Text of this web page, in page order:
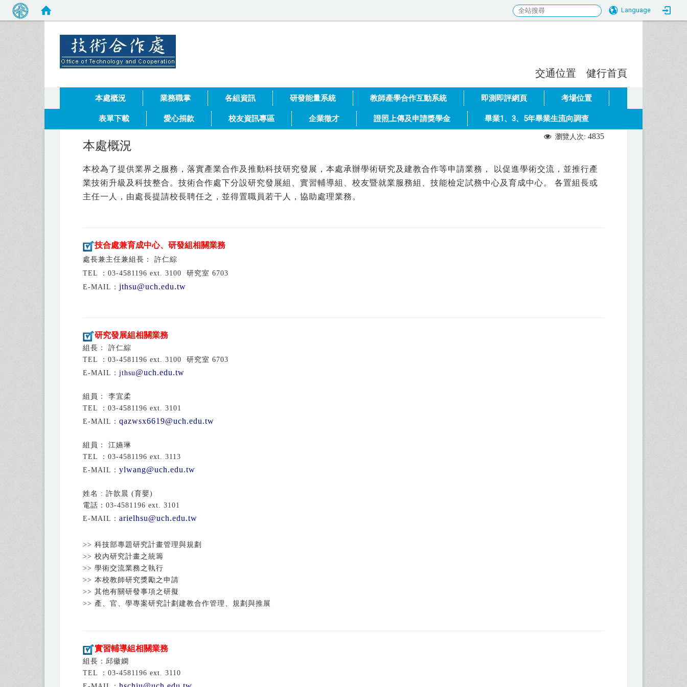
Language
交通位置 健行首頁
本處概況 業務職掌 各組資訊 研發能量系統 教師產學合作互動系統 即測即評網頁 考場位置
表單下載 愛心捐款 校友資訊專區 企業徵才 證照上傳及申請獎學金 畢業1、3、5年畢業生流向調查
瀏覽人次: 4835
本處概況
本校為了提供業界之服務，落實產業合作及推動科技研究發展，本處承辦學術研究及建教合作等申請業務， 以促進學術交流，並推行產
業技術升級及科技整合。技術合作處下分設研究發展組、實習輔導組、校友暨就業服務組、技能檢定試務中心及育成中心。 各置組長或
主任一人，由處長提請校長聘任之，並得置職員若干人，協助處理業務。
技合處兼育成中心、研發組相關業務
處長兼主任兼組長： 許仁綜
TEL ：03-4581196 ext. 3100 研究室 6703
E-MAIL： jthsu@uch.edu.tw
研究發展組相關業務
組長： 許仁綜
TEL ：03-4581196 ext. 3100 研究室 6703
E-MAIL： jthsu@uch.edu.tw
組員： 李宜柔
TEL ：03-4581196 ext. 3101
E-MAIL： qazwsx6619@uch.edu.tw
組員： 江嬿琳
TEL ：03-4581196 ext. 3113
E-MAIL： ylwang@uch.edu.tw
姓名 : 許歆晨 (育嬰)
電話：03-4581196 ext. 3101
E-MAIL ： arielhsu@uch.edu.tw
>> 科技部專題研究計畫管理與規劃
>> 校內研究計畫之統籌
>> 學術交流業務之執行
>> 本校教師研究獎勵之申請
>> 其他有關研發事項之研擬
>> 產、官、學專案研究計劃建教合作管理、規劃與推展
實習輔導組相關業務
組長： 邱徽嫻
TEL ：03-4581196 ext. 3110